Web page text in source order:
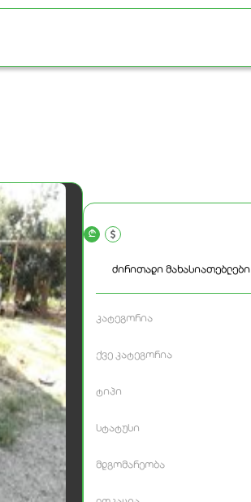
a
ძირითადი მახასიათებლები
კატეგორია
ქვე კატეგორია
ტიპი
სტატუსი
მდგომარეობა